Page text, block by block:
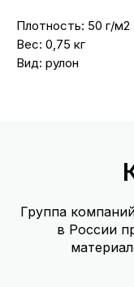
Плотность: 50 г/м2
Вес: 0,75 кг
Вид: рулон
Группа
в России